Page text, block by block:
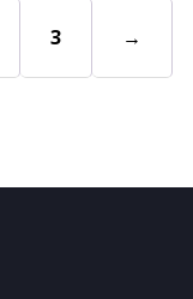
3 →